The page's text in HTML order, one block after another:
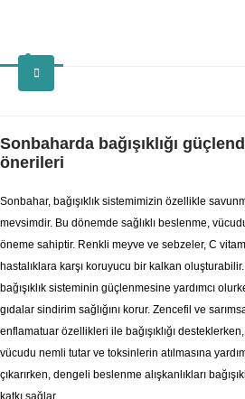
Sonbaharda bağışıklığı
önerileri
Sonbahar, bağışıklık sistemimizin özellikle
mevsimdir. Bu dönemde sağlıklı beslenme,
öneme sahiptir. Renkli meyve ve sebzeler, C
hastalıklara karşı koruyucu bir kalkan
bağışıklık sisteminin güçlenmesine yardımcı
gıdalar sindirim sağlığını korur. Zencefil ve
enflamatuar özellikleri ile bağışıklığı
vücudu nemli tutar ve toksinlerin atılmasına
çıkarırken, dengeli beslenme alışkanlıkları
katkı sağlar.